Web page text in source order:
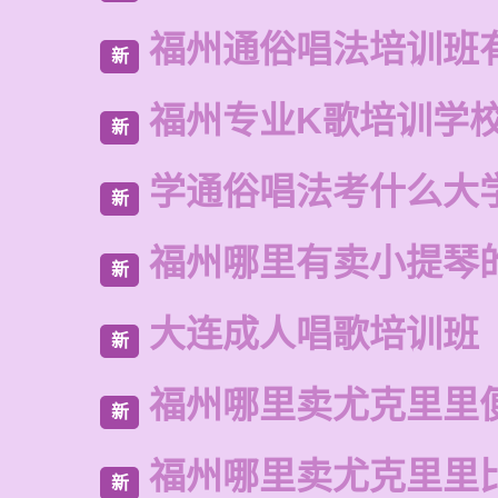
新 福州通俗唱法培训班
新 福州专业K歌培训学
新 学通俗唱法考什么大
新 福州哪里有卖小提琴
新 大连成人唱歌培训班
新 福州哪里卖尤克里里
新 福州哪里卖尤克里里